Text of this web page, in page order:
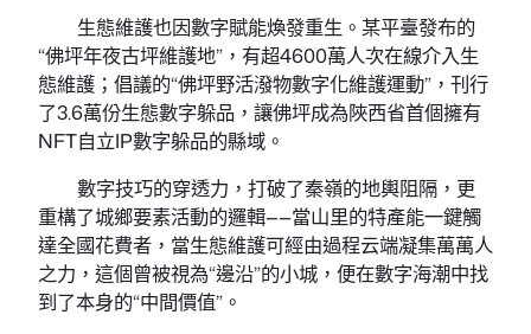
生態維護也因數字賦能煥發重生。某平臺發布的
“佛坪年夜古坪維護地”，有超4600萬人次在線介入生
態維護；倡議的“佛坪野活潑物數字化維護運動”，刊行
了3.6萬份生態數字躲品，讓佛坪成為陜西省首個擁有
NFT自立IP數字躲品的縣域。
數字技巧的穿透力，打破了秦嶺的地輿阻隔，更
重構了城鄉要素活動的邏輯——當山里的特產能一鍵觸
達全國花費者，當生態維護可經由過程云端凝集萬萬人
之力，這個曾被視為“邊沿”的小城，便在數字海潮中找
到了本身的“中間價值”。